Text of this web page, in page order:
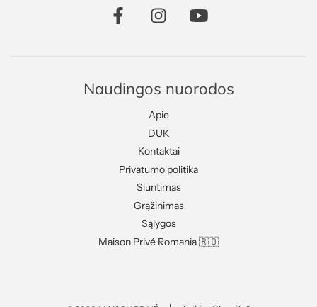
Naudingos nuorodos
Apie
DUK
Kontaktai
Privatumo politika
Siuntimas
Grąžinimas
Sąlygos
Maison Privé Romania 🇷🇴